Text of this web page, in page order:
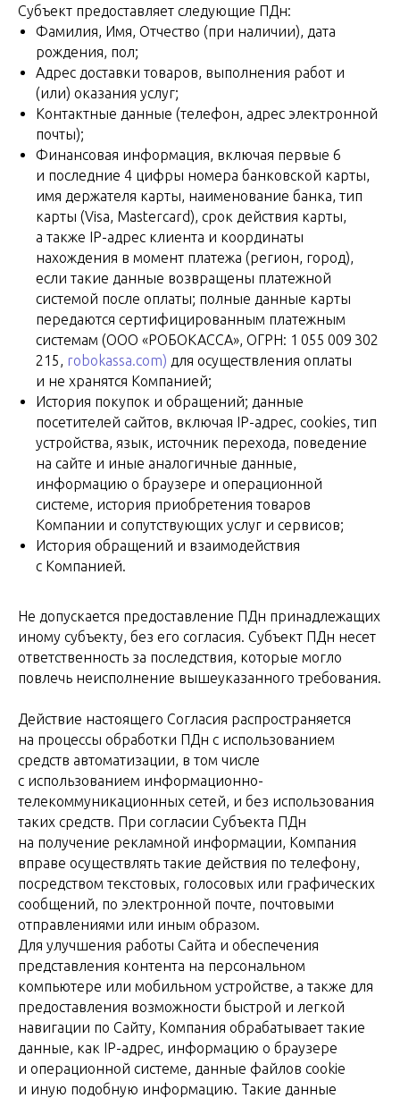
Субъект предоставляет следующие ПДн:
Фамилия, Имя, Отчество (при наличии), дата
рождения, пол;
Адрес доставки товаров, выполнения работ и
(или) оказания услуг;
Контактные данные (телефон, адрес электронной
почты);
Финансовая информация, включая первые 6
и последние 4 цифры номера банковской карты,
имя держателя карты, наименование банка, тип
карты (Visa, Mastercard), срок действия карты,
а также IP-адрес клиента и координаты
нахождения в момент платежа (регион, город),
если такие данные возвращены платежной
системой после оплаты; полные данные карты
передаются сертифицированным платежным
системам (ООО «РОБОКАССА», ОГРН: 1 055 009 302
215, robokassa.com) для осуществления оплаты
и не хранятся Компанией;
История покупок и обращений; данные
посетителей сайтов, включая IP-адрес, cookies, тип
устройства, язык, источник перехода, поведение
на сайте и иные аналогичные данные,
информацию о браузере и операционной
системе, история приобретения товаров
Компании и сопутствующих услуг и сервисов;
История обращений и взаимодействия
с Компанией.
Не допускается предоставление ПДн принадлежащих
иному субъекту, без его согласия. Субъект ПДн несет
ответственность за последствия, которые могло
повлечь неисполнение вышеуказанного требования.
Действие настоящего Согласия распространяется
на процессы обработки ПДн с использованием
средств автоматизации, в том числе
с использованием информационно-
телекоммуникационных сетей, и без использования
таких средств. При согласии Субъекта ПДн
на получение рекламной информации, Компания
вправе осуществлять такие действия по телефону,
посредством текстовых, голосовых или графических
сообщений, по электронной почте, почтовыми
отправлениями или иным образом.
Для улучшения работы Сайта и обеспечения
представления контента на персональном
компьютере или мобильном устройстве, а также для
предоставления возможности быстрой и легкой
навигации по Сайту, Компания обрабатывает такие
данные, как IP-адрес, информацию о браузере
и операционной системе, данные файлов cookie
и иную подобную информацию. Такие данные